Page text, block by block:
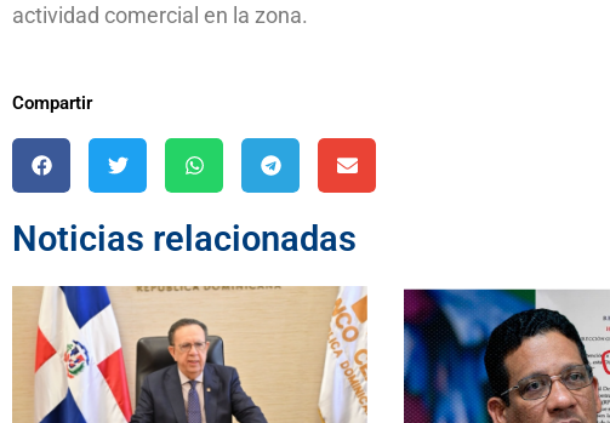
actividad comercial en la zona.
Compartir
Noticias relacionadas